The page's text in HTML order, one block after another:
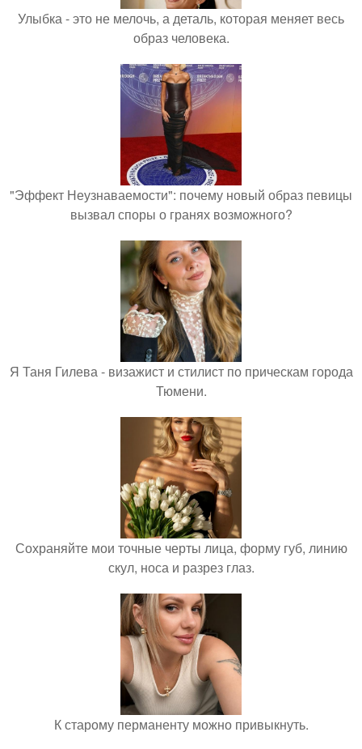
Улыбка - это не мелочь, а деталь, которая меняет весь
образ человека.
"Эффект Неузнаваемости": почему новый образ певицы
вызвал споры о гранях возможного?
Я Таня Гилева - визажист и стилист по прическам города
Тюмени.
Сохраняйте мои точные черты лица, форму губ, линию
скул, носа и разрез глаз.
К старому перманенту можно привыкнуть.